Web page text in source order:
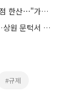
'주담대 6억 제한' 첫 대면 영업일, 은행 지점 한산⋯"가계약도 대출 가능한가요"
美 클래리티 법안 연내 통과 가능성 13%…상원 문턱서 제동
#규제